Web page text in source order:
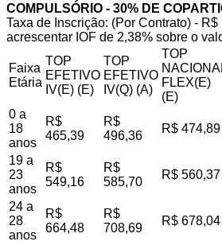
COMPULSÓRIO - 30% DE
Taxa de Inscrição: (Por Contrato) - R$
acrescentar IOF de 2,38% sobre o
Faixa
Etária
TOP
EFETIVO
IV(E) (E)
TOP
EFETIVO
IV(Q) (A)
TOP
FLEX(E)
(E)
0 a
18
anos
R$
465,39
R$
496,36
R$ 474,89
19 a
23
anos
R$
549,16
R$
585,70
R$ 560,37
24 a
28
anos
R$
664,48
R$
708,69
R$ 678,04